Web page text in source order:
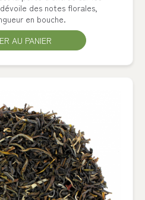
des notes florales,
en bouche.
AU PANIER